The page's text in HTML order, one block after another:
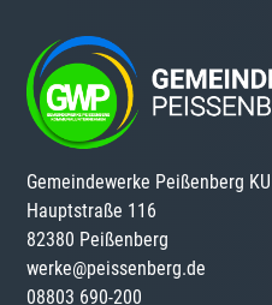
Gemeindewerke Peißenberg KU
Hauptstraße 116
82380 Peißenberg
werke@peissenberg.de
08803 690-200